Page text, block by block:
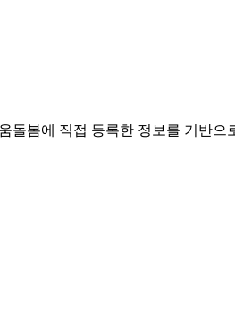
돌봄에 직접 등록한 정보를 기반으